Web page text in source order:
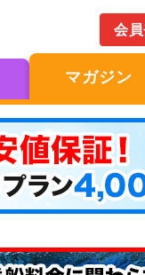
会
マガジン